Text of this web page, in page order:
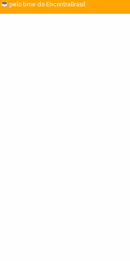
pelo time do EncontraBrasil